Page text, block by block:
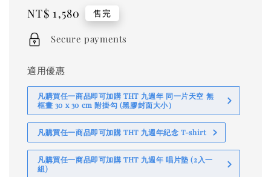
Regular
price
NT$ 1,580 售完
Secure payments
適用優惠
凡購買任一商品即可加購 THT 九週年 同一片天空 無
框畫 30 x 30 cm 附掛勾 (黑膠封面大小）
凡購買任一商品即可加購 THT 九週年紀念 T-shirt
凡購買任一商品即可加購 THT 九週年 唱片墊 (2入一
組)